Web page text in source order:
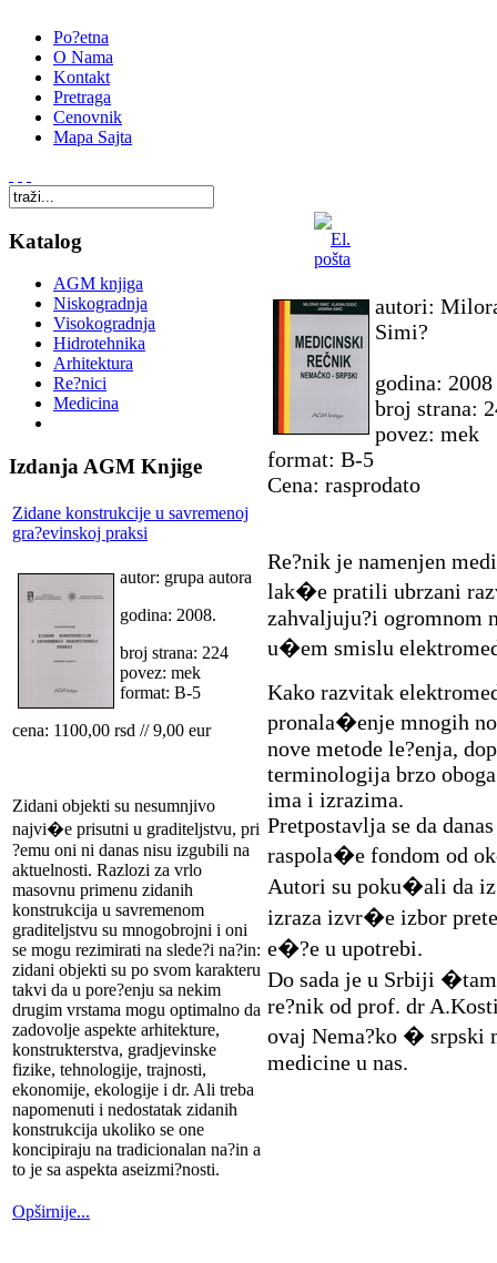
Po?etna
O Nama
Kontakt
Pretraga
Cenovnik
Mapa Sajta
Katalog
AGM knjiga
Niskogradnja
Visokogradnja
Hidrotehnika
Arhitektura
Re?nici
Medicina
Izdanja AGM Knjige
Zidane konstrukcije u savremenoj
gra?evinskoj praksi
autor: grupa autora
godina: 2008.
broj strana: 224
povez: mek
format: B-5
cena: 1100,00 rsd // 9,00 eur
Zidani objekti su nesumnjivo
najvi�e prisutni u graditeljstvu, pri
?emu oni ni danas nisu izgubili na
aktuelnosti. Razlozi za vrlo
masovnu primenu zidanih
konstrukcija u savremenom
graditeljstvu su mnogobrojni i oni
se mogu rezimirati na slede?i na?in:
zidani objekti su po svom karakteru
takvi da u pore?enju sa nekim
drugim vrstama mogu optimalno da
zadovolje aspekte arhitekture,
konstrukterstva, gradjevinske
fizike, tehnologije, trajnosti,
ekonomije, ekologije i dr. Ali treba
napomenuti i nedostatak zidanih
konstrukcija ukoliko se one
koncipiraju na tradicionalan na?in a
to je sa aspekta aseizmi?nosti.
Opširnije...
autori:
Simi?
godina: 2008
broj strana:
povez: mek
format: B-5
Cena: rasprodato
Re?nik je namenjen
lak�e pratili ubrzani
zahvaljuju?i ogromnom
u�em smislu
Kako razvitak
pronala�enje mnogih
nove metode le?enja,
terminologija brzo
ima i izrazima.
Pretpostavlja se da
raspola�e fondom od
Autori su poku�ali da
izraza izvr�e izbor
e�?e u upotrebi.
Do sada je u Srbiji
re?nik od prof. dr
ovaj Nema?ko � srpski
medicine u nas.